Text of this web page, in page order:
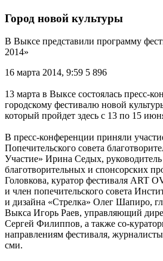
Город новой культуры
В Выксе представили программу
2014»
16 марта 2014, 9:59 5 896
13 марта в Выксе состоялась пресс-
городскому фестивалю новой
который пройдет здесь с 13 по 15
В пресс-конференции приняли
Попечительского совета
Участие» Ирина Седых,
благотворительных и спонсорских
Головкова, куратор фестиваля ART
и член попечительского совета
и дизайна «Стрелка» Олег Шапиро,
Выкса Игорь Раев, управляющий
Сергей Филиппов, а также со-
направлениям фестиваля,
сми.